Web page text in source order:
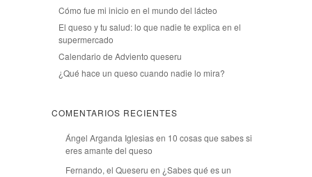
Cómo fue mi inicio en el mundo del lácteo
El queso y tu salud: lo que nadie te explica en el
supermercado
Calendario de Adviento queseru
¿Qué hace un queso cuando nadie lo mira?
COMENTARIOS RECIENTES
Ángel Arganda Iglesiasen 10 cosas que sabes si
eres amante del queso
Fernando, el Queseru en ¿Sabes qué es un